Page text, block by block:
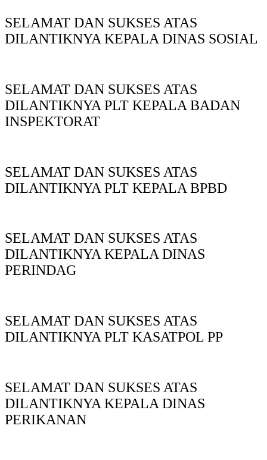
SELAMAT DAN SUKSES ATAS
DILANTIKNYA KEPALA DINAS SOSIAL
SELAMAT DAN SUKSES ATAS
DILANTIKNYA PLT KEPALA BADAN
INSPEKTORAT
SELAMAT DAN SUKSES ATAS
DILANTIKNYA PLT KEPALA BPBD
SELAMAT DAN SUKSES ATAS
DILANTIKNYA KEPALA DINAS
PERINDAG
SELAMAT DAN SUKSES ATAS
DILANTIKNYA PLT KASATPOL PP
SELAMAT DAN SUKSES ATAS
DILANTIKNYA KEPALA DINAS
PERIKANAN